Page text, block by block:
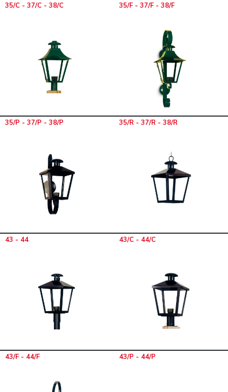
35/C - 37/C - 38/C 35/F - 37/F - 38/F
35/P - 37/P - 38/P 35/R - 37/R - 38/R
43 - 44 43/C - 44/C
43/F - 44/F 43/P - 44/P